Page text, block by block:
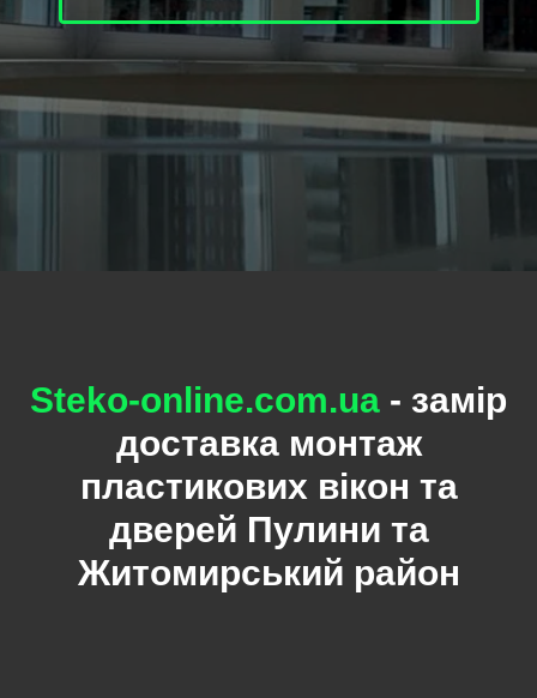
Steko-online.com.ua - замір
доставка монтаж
пластикових вікон та
дверей Пулини та
Житомирський район